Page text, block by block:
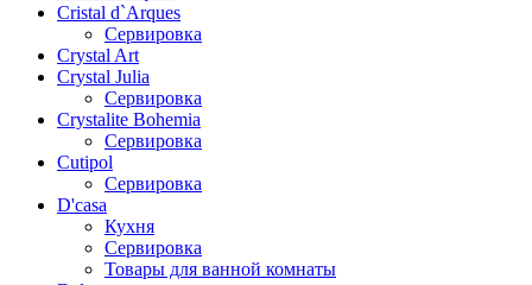
Cristal d`Arques
Сервировка
Crystal Art
Crystal Julia
Сервировка
Crystalite Bohemia
Сервировка
Cutipol
Сервировка
D'casa
Кухня
Сервировка
Товары для ванной комнаты